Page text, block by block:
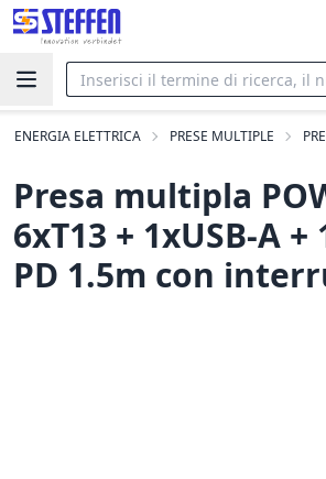
ENERGIA ELETTRICA PRESE MULTIPLE
Presa multipla
6xT13 + 1xUSB-A +
PD 1.5m con